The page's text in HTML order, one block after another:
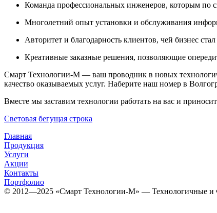
Команда профессиональных инженеров, которым по
Многолетний опыт установки и обслуживания
Авторитет и благодарность клиентов, чей бизнес
Креативные заказные решения, позволяющие
Смарт Технологии-М — ваш проводник в новых
качество оказываемых услуг. Наберите наш номер в
Вместе мы заставим технологии работать на вас и
Световая бегущая строка
Главная
Продукция
Услуги
Акции
Контакты
Портфолио
© 2012­­­—2025 «Смарт Технологии-М» — Технологичные и